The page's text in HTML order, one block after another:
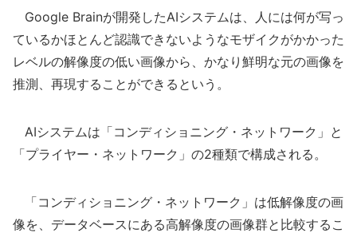
Google Brainが開発したAIシステムは、人には何が写っ
ているかほとんど認識できないようなモザイクがかかった
レベルの解像度の低い画像から、かなり鮮明な元の画像を
推測、再現することができるという。
AIシステムは「コンディショニング・ネットワーク」と
「プライヤー・ネットワーク」の2種類で構成される。
「コンディショニング・ネットワーク」は低解像度の画
像を、データベースにある高解像度の画像群と比較するこ